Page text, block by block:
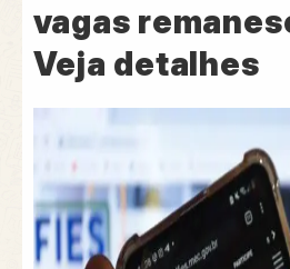
vagas
Veja detalhes